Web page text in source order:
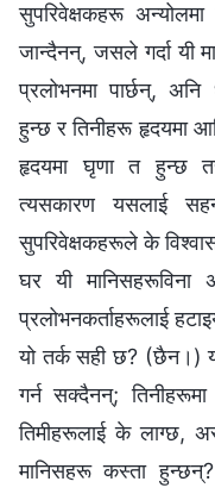
सुपरिवेक्षकहरू
जान्दैनन्, जसले गर्दा यी
प्रलोभनमा पार्छन्,
हुन्छ र तिनीहरू हृदयमा
हृदयमा घृणा त हुन्छ
त्यसकारण यसलाई
सुपरिवेक्षकहरूले के
घर यी
प्रलोभनकर्ताहरूलाई
यो तर्क सही छ? (छैन।)
गर्न सक्दैनन्;
तिमीहरूलाई के लाग्छ,
मानिसहरू कस्ता